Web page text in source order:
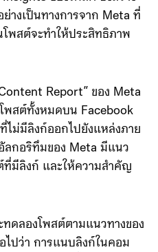
งเป็นทางการจาก Meta ที่
โพสต์จะทำให้ประสิทธิภาพ
Report” ของ Meta
พสต์ทั้งหมดบน Facebook
ไม่มีลิงก์ออกไปยังแหล่งภาย
ลกอริทึมของ Meta มีแนว
ที่มีลิงก์ และให้ความสำคัญ
ดลองโพสต์ตามแนวทางของ
ปว่า การแนบลิงก์ในคอม